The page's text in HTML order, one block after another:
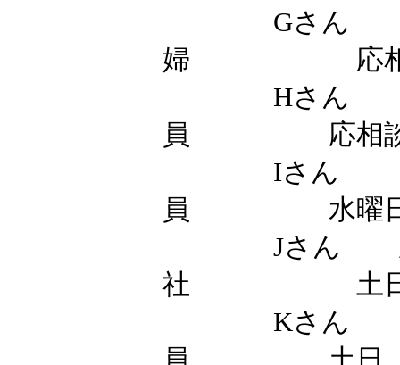
仕事での悩み
なるもの。
いてあげるこ
Aさん
員 土
Bさん